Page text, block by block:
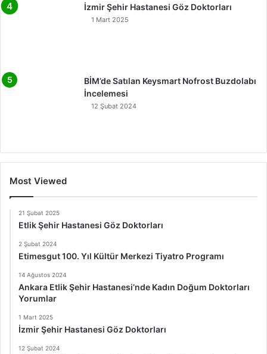
İzmir Şehir Hastanesi Göz Doktorları
1 Mart 2025
BİM’de Satılan Keysmart Nofrost Buzdolabı
İncelemesi
12 Şubat 2024
Most Viewed
21 Şubat 2025
Etlik Şehir Hastanesi Göz Doktorları
2 Şubat 2024
Etimesgut 100. Yıl Kültür Merkezi Tiyatro Programı
14 Ağustos 2024
Ankara Etlik Şehir Hastanesi’nde Kadın Doğum Doktorları
Yorumlar
1 Mart 2025
İzmir Şehir Hastanesi Göz Doktorları
12 Şubat 2024